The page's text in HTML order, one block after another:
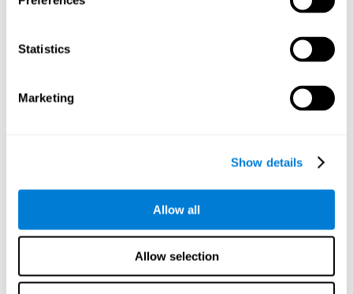
Statistics
Marketing
Show details
Allow all
Allow selection
どのように脳の様々な領域が機能するかを理解することで、
認知状態を判断し、長所と短所を認識することができます。
ニングのような適切なトレーニングの計画を簡単にするため
に、その人の問題が何であるか（例えば、記憶力や注意力の
問題）を理解するのに役立ちます。
有効な運転免許証を持っていても、運転練習をしていない
ことでもありません。この運転に関する評価は、これらの状
認するために利用できます。